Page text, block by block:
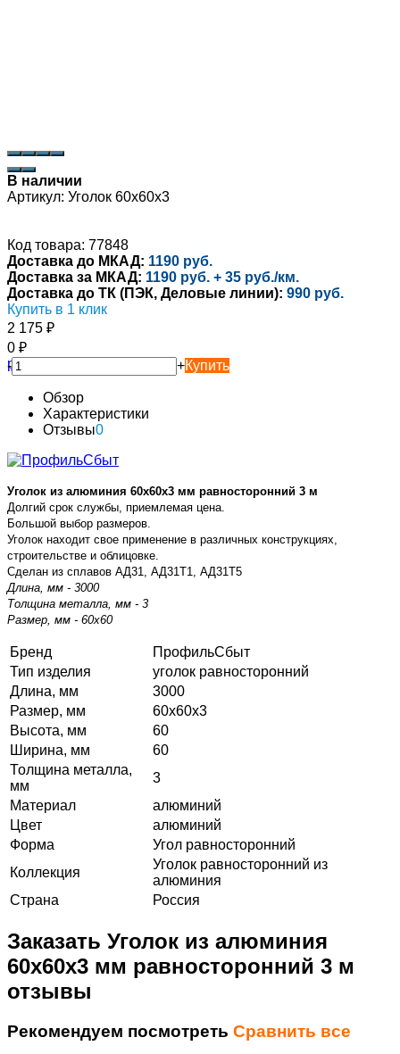
В наличии
Артикул: Уголок 60х60х3
Код товара: 77848
Доставка до МКАД: 1190 руб.
Доставка за МКАД: 1190 руб. + 35 руб./км.
Доставка до ТК (ПЭК, Деловые линии): 990 руб.
Купить в 1 клик
2 175 ₽
0 ₽
-
+Купить
Обзор
Характеристики
Отзывы0
Уголок из алюминия 60х60х3 мм равносторонний 3 м
Долгий срок службы, приемлемая цена.
Большой выбор размеров.
Уголок находит свое применение в различных конструкциях,
строительстве и облицовке.
Сделан из сплавов АД31, АД31Т1, АД31Т5
Длина, мм - 3000
Толщина металла, мм - 3
Размер, мм - 60х60
Бренд
ПрофильСбыт
Тип изделия
уголок равносторонний
Длина, мм
3000
Размер, мм
60х60х3
Высота, мм
60
Ширина, мм
60
Толщина металла,
мм
3
Материал
алюминий
Цвет
алюминий
Форма
Угол равносторонний
Коллекция
Уголок равносторонний из
алюминия
Страна
Россия
Заказать Уголок из алюминия
60х60х3 мм равносторонний 3 м
отзывы
Рекомендуем посмотреть Сравнить все